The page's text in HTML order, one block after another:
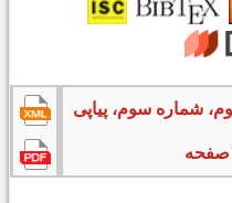
1391، جلد سوم، شماره سوم، پیاپی